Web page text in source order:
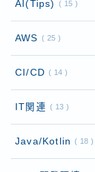
AI(Tips) 15
AWS 25
CI/CD 14
IT関連 13
Java/Kotlin 18